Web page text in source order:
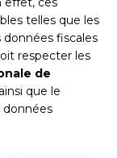
telles que les
données fiscales
respecter les
de
que le